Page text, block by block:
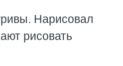
Нарисовал
рисовать